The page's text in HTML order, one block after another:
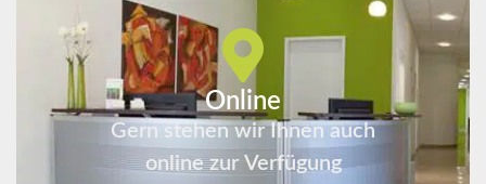
Online
Gern stehen wir Ihnen auch
online zur Verfügung